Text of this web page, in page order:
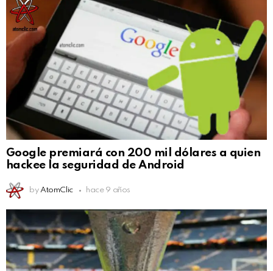
Google premiará con 200 mil dólares a quien
hackee la seguridad de Android
by AtomClic hace 9 años